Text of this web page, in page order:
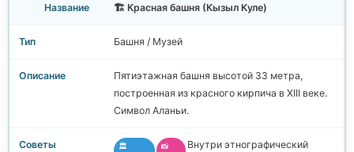
🏗️ Красная башня (Кызыл Куле)
Башня / Музей
Пятиэтажная башня высотой 33 метра,
построенная из красного кирпича в XIII веке.
Символ Аланьи.
🏛️
📸
Внутри этнографический